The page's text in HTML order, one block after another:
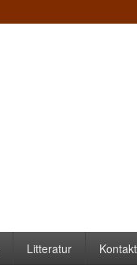
Litteratur Kontakt